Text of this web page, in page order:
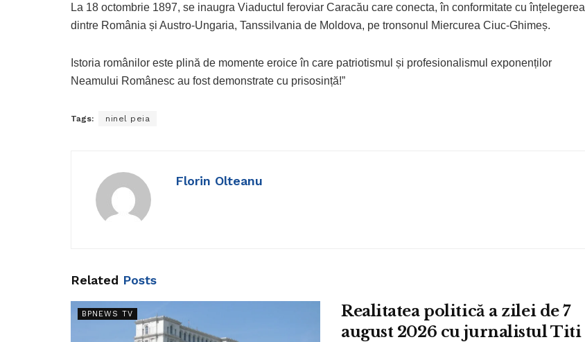
La 18 octombrie 1897, se inaugra Viaductul feroviar Caracău care conecta, în conformitate cu înțelegerea
dintre România și Austro-Ungaria, Tanssilvania de Moldova, pe tronsonul Miercurea Ciuc-Ghimeș.
Istoria românilor este plină de momente eroice în care patriotismul și profesionalismul exponenților
Neamului Românesc au fost demonstrate cu prisosință!”
Tags: ninel peia
Florin Olteanu
Related Posts
BPNEWS TV
Realitatea politică a zilei de 7
august 2026 cu jurnalistul Titi